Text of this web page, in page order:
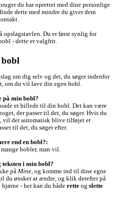
du har oprettet med dine personlige
dette med mindre du giver dem
opslagstavlen. Du er først synlig for
- dette er valgfrit.
om dig selv og det, du søger indenfor
om du vil lave din egen bobl.
på min bobl?
et billede til din bobl. Det kan være
der passer til det, du søger. Hvis du
vil der automatisk blive tilføjet et
til det, du søger efter.
end en bobl?:
bobler, man vil.
i min bobl?
på Mine , og komme ind til dine egne
du ønsker at ændre, og klik derefter på
- her kan du både rette og slette